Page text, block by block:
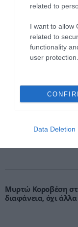
related to
I want to allow
related to
functionality
user protection.
Data Deletion
Γ.Βρεττάκος στο
Μυρτώ Κοροβέση
διαφάνεια, όχι